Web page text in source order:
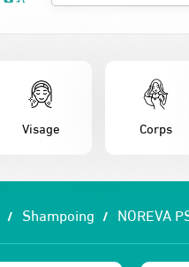
Visage Corps
Shampoing NOREVA